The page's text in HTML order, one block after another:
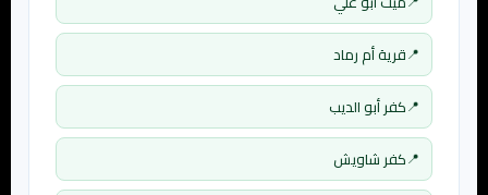
قرية أم رماد
كفر أبو الديب
كفر شاويش